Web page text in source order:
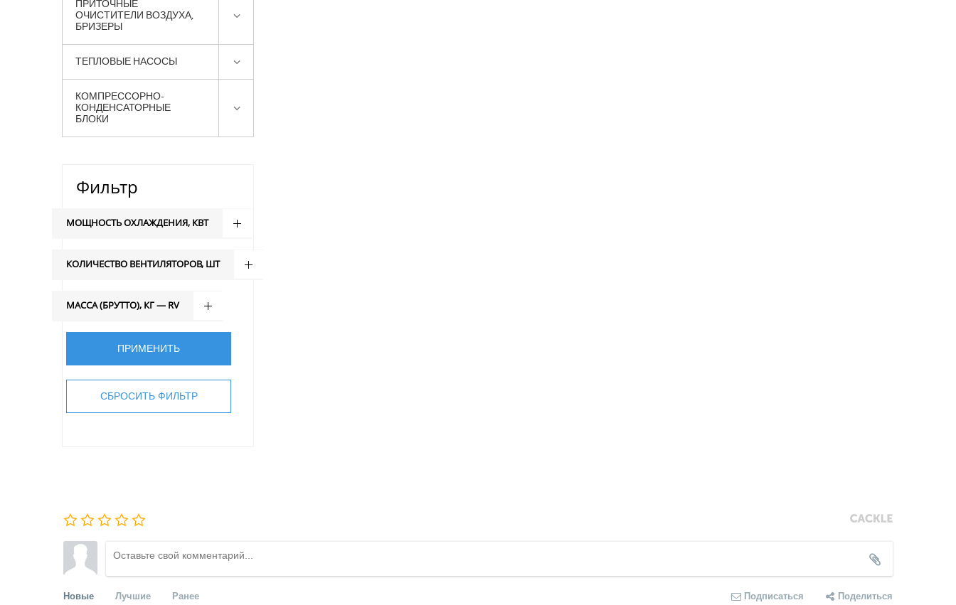
ПРИТОЧНЫЕ
ОЧИСТИТЕЛИ ВОЗДУХА,
БРИЗЕРЫ
ТЕПЛОВЫЕ НАСОСЫ
КОМПРЕССОРНО-
КОНДЕНСАТОРНЫЕ
БЛОКИ
Фильтр
МОЩНОСТЬ ОХЛАЖДЕНИЯ, КВТ
КОЛИЧЕСТВО ВЕНТИЛЯТОРОВ, ШТ
МАССА (БРУТТО), КГ — RV
Новые Лучшие Ранее Подписаться Поделиться